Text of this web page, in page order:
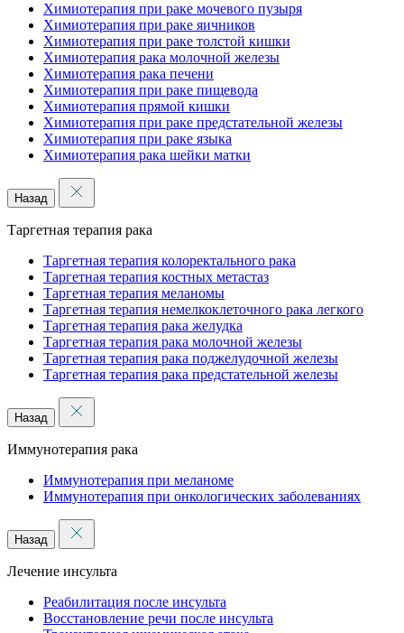
Химиотерапия при раке мочевого пузыря
Химиотерапия при раке яичников
Химиотерапия при раке толстой кишки
Химиотерапия рака молочной железы
Химиотерапия рака печени
Химиотерапия при раке пищевода
Химиотерапия прямой кишки
Химиотерапия при раке предстательной железы
Химиотерапия при раке языка
Химиотерапия рака шейки матки
Назад
Таргетная терапия рака
Таргетная терапия колоректального рака
Таргетная терапия костных метастаз
Таргетная терапия меланомы
Таргетная терапия немелкоклеточного рака легкого
Таргетная терапия рака желудка
Таргетная терапия рака молочной железы
Таргетная терапия рака поджелудочной железы
Таргетная терапия рака предстательной железы
Назад
Иммунотерапия рака
Иммунотерапия при меланоме
Иммунотерапия при онкологических заболеваниях
Назад
Лечение инсульта
Реабилитация после инсульта
Восстановление речи после инсульта